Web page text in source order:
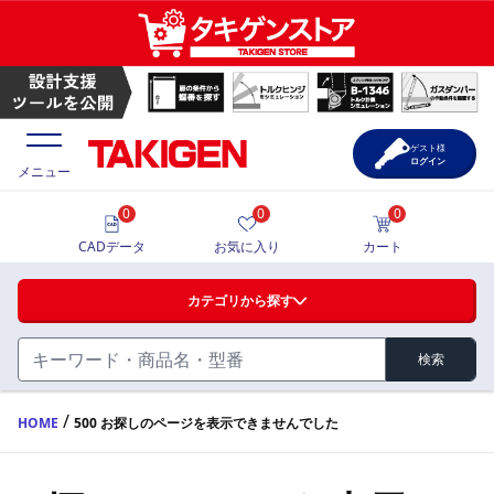
ハンドル・取手・つまみ・周辺機器
FA・A
蝶番・ステー・周辺機器
価格一覧
製品カタログ
メニュー
カテゴリから探す
検索
0
CADデータ
0
お気に入り
0
カート
ゲスト様
ログイン
HOME / 500 お探しのページを表示できませんでした